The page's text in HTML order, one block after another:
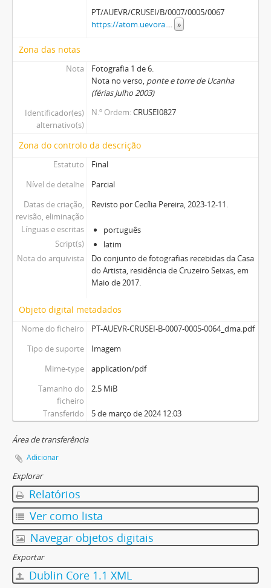
PT/AUEVR/CRUSEI/B/0007/0005/0067
https://atom.uevora.... »
Zona das notas
Nota
Fotografia 1 de 6.
Nota no verso, ponte e torre de Ucanha
(férias Julho 2003)
Identificador(es)
alternativo(s)
N.º Ordem CRUSEI0827
Zona do controlo da descrição
Estatuto
Final
Nível de detalhe
Parcial
Datas de criação,
revisão, eliminação
Revisto por Cecília Pereira, 2023-12-11.
Línguas e escritas
português
Script(s)
latim
Nota do arquivista
Do conjunto de fotografias recebidas da Casa
do Artista, residência de Cruzeiro Seixas, em
Maio de 2017.
Objeto digital metadados
Nome do ficheiro
PT-AUEVR-CRUSEI-B-0007-0005-0064_dma.pdf
Tipo de suporte
Imagem
Mime-type
application/pdf
Tamanho do
ficheiro
2.5 MiB
Transferido 5 de março de 2024 12:03
Área de transferência
Adicionar
Explorar
Relatórios
Ver como lista
Navegar objetos digitais
Exportar
Dublin Core 1.1 XML